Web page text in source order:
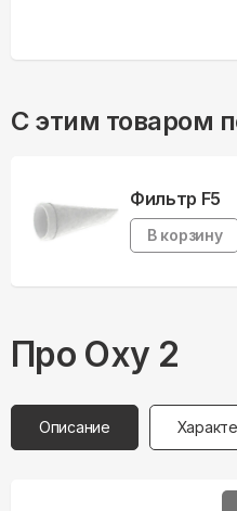
С этим товаром
Фильтр F5
В корзину
Про Oxy 2
Описание